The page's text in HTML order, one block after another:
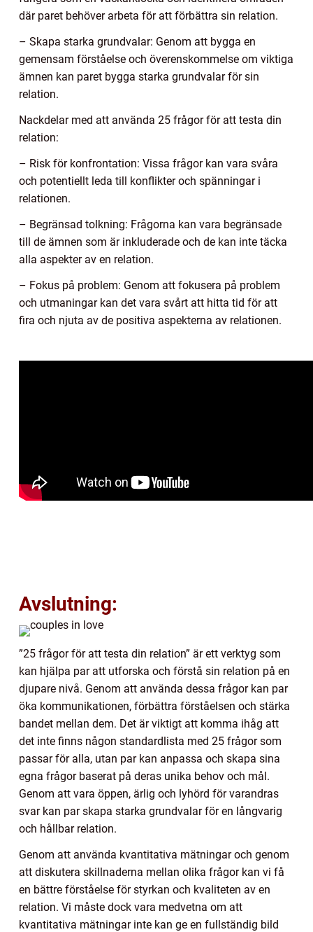
där paret behöver arbeta för att förbättra sin relation.
– Skapa starka grundvalar: Genom att bygga en
gemensam förståelse och överenskommelse om viktiga
ämnen kan paret bygga starka grundvalar för sin
relation.
Nackdelar med att använda 25 frågor för att testa din
relation:
– Risk för konfrontation: Vissa frågor kan vara svåra
och potentiellt leda till konflikter och spänningar i
relationen.
– Begränsad tolkning: Frågorna kan vara begränsade
till de ämnen som är inkluderade och de kan inte täcka
alla aspekter av en relation.
– Fokus på problem: Genom att fokusera på problem
och utmaningar kan det vara svårt att hitta tid för att
fira och njuta av de positiva aspekterna av relationen.
Avslutning:
”25 frågor för att testa din relation” är ett verktyg som
kan hjälpa par att utforska och förstå sin relation på en
djupare nivå. Genom att använda dessa frågor kan par
öka kommunikationen, förbättra förståelsen och stärka
bandet mellan dem. Det är viktigt att komma ihåg att
det inte finns någon standardlista med 25 frågor som
passar för alla, utan par kan anpassa och skapa sina
egna frågor baserat på deras unika behov och mål.
Genom att vara öppen, ärlig och lyhörd för varandras
svar kan par skapa starka grundvalar för en långvarig
och hållbar relation.
Genom att använda kvantitativa mätningar och genom
att diskutera skillnaderna mellan olika frågor kan vi få
en bättre förståelse för styrkan och kvaliteten av en
relation. Vi måste dock vara medvetna om att
kvantitativa mätningar inte kan ge en fullständig bild